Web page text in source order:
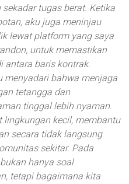
tugas berat. Ketika
aku juga meninjau
lewat platform yang saya
untuk memastikan
antara baris kontrak.
menyadari bahwa menjaga
tetangga dan
tinggal lebih nyaman.
kecil, membantu
secara tidak langsung
sekitar. Pada
hanya soal
tetapi bagaimana kita